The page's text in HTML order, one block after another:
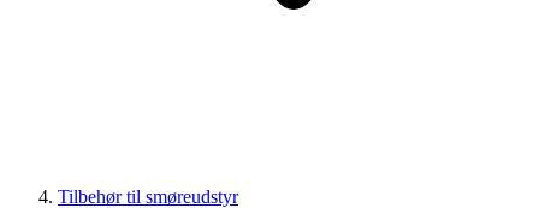
Tilbehør til smøreudstyr